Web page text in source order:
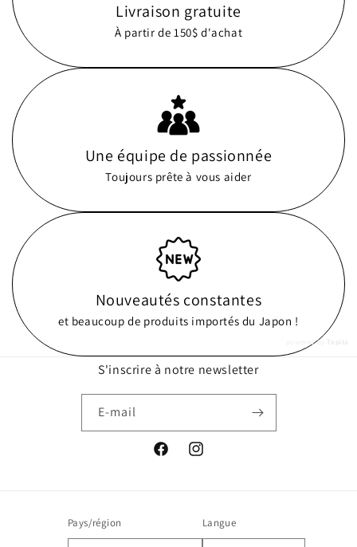
Livraison gratuite
À partir de 150$ d'achat
Une équipe de passionnée
Toujours prête à vous aider
Nouveautés constantes
et beaucoup de produits importés du Japon !
powered by
S'inscrire à notre newsletter
E-mail
FacebookInstagram
Pays/région Langue